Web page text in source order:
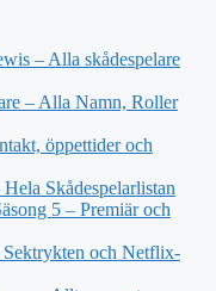
– Alla skådespelare
– Alla Namn, Roller
öppettider och
Skådespelarlistan
5 – Premiär och
och Netflix-